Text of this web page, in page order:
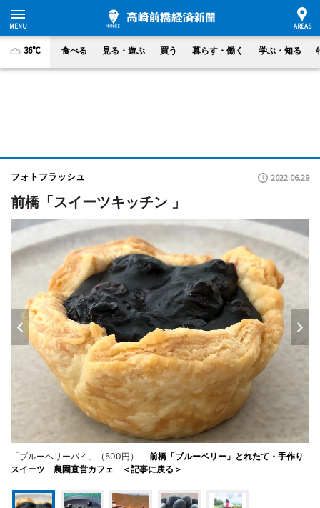
36°C 食べる 見る・遊ぶ 買う 暮らす・働く 学ぶ・知る
フォトフラッシュ 2022.06.29
前橋「スイーツキッチン 」
「ブルーベリーパイ」（500円）
前橋「ブルーベリー」とれたて・手作り
スイーツ 農園直営カフェ ＜記事に戻る＞